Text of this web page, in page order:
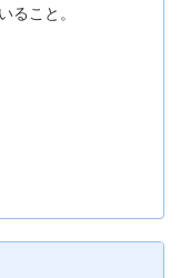
ること。